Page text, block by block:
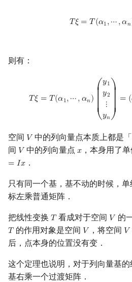
𝑇𝜉 = 𝑇 (𝛼1,⋯,𝛼𝑛
则有：
𝑇𝜉 = 𝑇(𝛼1,⋯,𝛼𝑛)
⎛⎜
⎜ ⎜
⎝
𝑦1
𝑦2
⋮
𝑦𝑛
⎞⎟
⎟
⎟
⎠
= (
⋮y n)
空间 𝑉
V 中的列向量点本质上都是
间 𝑉
V 中的列向量点𝑥
x ，本身用了
= 𝐼𝑥．
只有同一个基，基不动的时候，
标左乘普通矩阵．
把线性变换 𝑇
T 看成对于空间 𝑉
V 的
𝑇
T 的作用对象是空间 𝑉
V ，将空间 𝑉
V
后，点本身的位置没有变．
这个定理也说明，对于列向量基的
基右乘一个过渡矩阵．